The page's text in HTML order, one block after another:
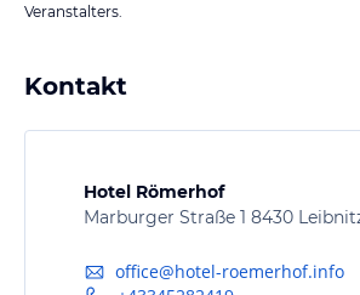
Veranstalters.
Kontakt
Hotel Römerhof
Marburger Straße 1 8430
office@hotel-roemerhof.info